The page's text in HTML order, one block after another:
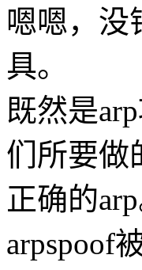
嗯嗯，没
具。
既然是
们所要做
正确的arp
arpspoof